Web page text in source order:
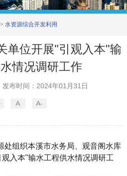
> 水资源综合开发利用
单位开展"引观入本"输
情况调研工作
发布时间：2024年01月31日
A A-
处组织本溪市水务局、观音阁水库
观入本"输水工程供水情况调研工